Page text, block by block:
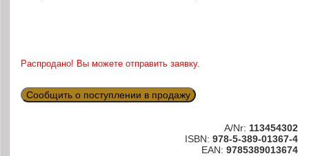
Распродано! Вы можете отправить заявку.
Сообщить о поступлении в продажу
A/Nr: 113454302
ISBN: 978-5-389-01367-4
EAN: 9785389013674